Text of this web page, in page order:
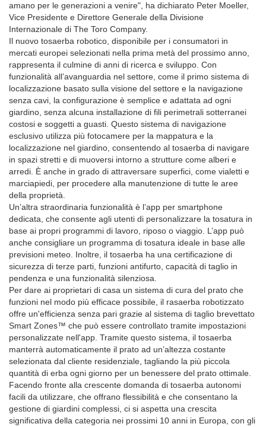
amano per le generazioni a venire", ha dichiarato Peter Moeller,
Vice Presidente e Direttore Generale della Divisione
Internazionale di The Toro Company.
Il nuovo tosaerba robotico, disponibile per i consumatori in
mercati europei selezionati nella prima metà del prossimo anno,
rappresenta il culmine di anni di ricerca e sviluppo. Con
funzionalità all’avanguardia nel settore, come il primo sistema di
localizzazione basato sulla visione del settore e la navigazione
senza cavi, la configurazione è semplice e adattata ad ogni
giardino, senza alcuna installazione di fili perimetrali sotterranei
costosi e soggetti a guasti. Questo sistema di navigazione
esclusivo utilizza più fotocamere per la mappatura e la
localizzazione nel giardino, consentendo al tosaerba di navigare
in spazi stretti e di muoversi intorno a strutture come alberi e
arredi. È anche in grado di attraversare superfici, come vialetti e
marciapiedi, per procedere alla manutenzione di tutte le aree
della proprietà.
Un’altra straordinaria funzionalità è l’app per smartphone
dedicata, che consente agli utenti di personalizzare la tosatura in
base ai propri programmi di lavoro, riposo o viaggio. L’app può
anche consigliare un programma di tosatura ideale in base alle
previsioni meteo. Inoltre, il tosaerba ha una certificazione di
sicurezza di terze parti, funzioni antifurto, capacità di taglio in
pendenza e una funzionalità silenziosa.
Per dare ai proprietari di casa un sistema di cura del prato che
funzioni nel modo più efficace possibile, il rasaerba robotizzato
offre un'efficienza senza pari grazie al sistema di taglio brevettato
Smart Zones™ che può essere controllato tramite impostazioni
personalizzate nell'app. Tramite questo sistema, il tosaerba
manterrà automaticamente il prato ad un’altezza costante
selezionata dal cliente residenziale, tagliando la più piccola
quantità di erba ogni giorno per un benessere del prato ottimale.
Facendo fronte alla crescente domanda di tosaerba autonomi
facili da utilizzare, che offrano flessibilità e che consentano la
gestione di giardini complessi, ci si aspetta una crescita
significativa della categoria nei prossimi 10 anni in Europa, con gli